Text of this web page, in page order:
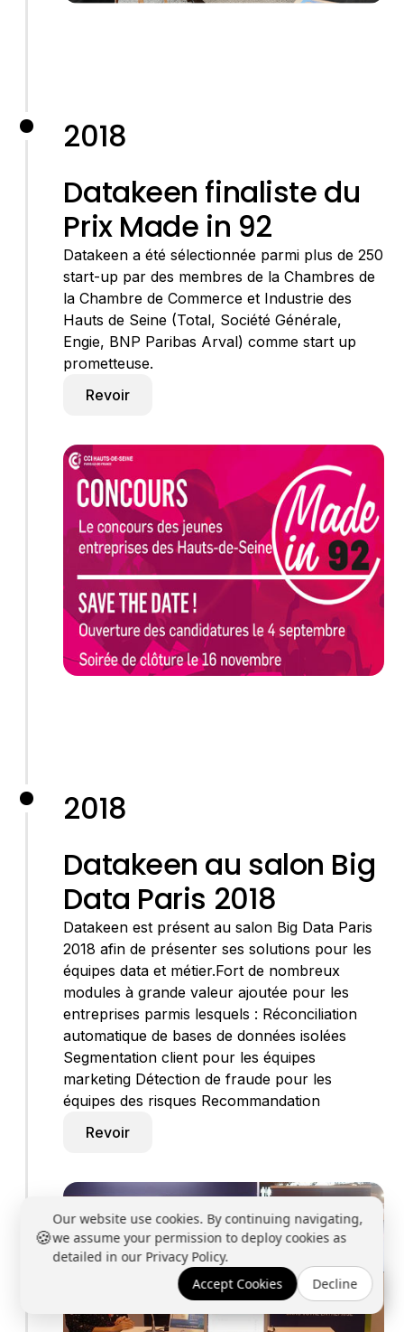
2018
Datakeen finaliste du
Prix Made in 92
Datakeen a été sélectionnée parmi plus de 250
start-up par des membres de la Chambres de
la Chambre de Commerce et Industrie des
Hauts de Seine (Total, Société Générale,
Engie, BNP Paribas Arval) comme start up
prometteuse.
Revoir
2018
Datakeen au salon Big
Data Paris 2018
Datakeen est présent au salon Big Data Paris
2018 afin de présenter ses solutions pour les
équipes data et métier.Fort de nombreux
modules à grande valeur ajoutée pour les
entreprises parmis lesquels : Réconciliation
automatique de bases de données isolées
Segmentation client pour les équipes
marketing Détection de fraude pour les
équipes des risques Recommandation
Revoir
🍪
Our website use cookies. By continuing navigating,
we assume your permission to deploy cookies as
detailed in our Privacy Policy.
Accept Cookies
Decline
Réserver une démo →